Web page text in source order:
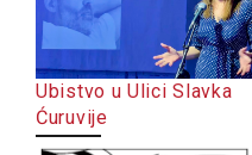
Ubistvo u Ulici Slavka
Ćuruvije